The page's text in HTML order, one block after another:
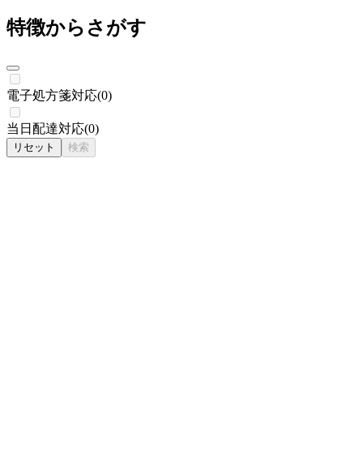
特徴からさがす
電子処方箋対応(0)
当日配達対応(0)
リセット 検索